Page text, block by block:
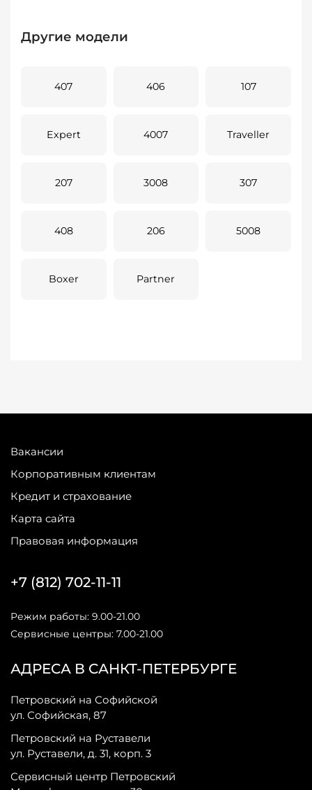
Другие модели
407 406 107
Expert 4007 Traveller
207 3008 307
408 206 5008
Boxer Partner
Вакансии
Корпоративным клиентам
Кредит и страхование
Карта сайта
Правовая информация
АДРЕСА В САНКТ-ПЕТЕРБУРГЕ
Петровский на Софийской
ул. Софийская, 87
Петровский на Руставели
ул. Руставели, д. 31, корп. 3
Сервисный центр Петровский
+7 (812) 702-11-11
Режим работы: 9.00-21.00
Сервисные центры: 7.00-21.00